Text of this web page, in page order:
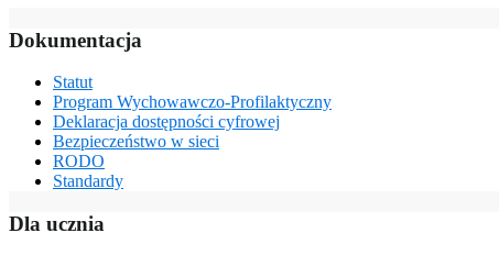
Dokumentacja
Statut
Program Wychowawczo-Profilaktyczny
Deklaracja dostępności cyfrowej
Bezpieczeństwo w sieci
RODO
Standardy
Dla ucznia